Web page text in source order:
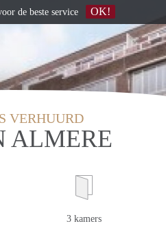
VERHUURD
ALMERE
3 kamers
de beste service OK!